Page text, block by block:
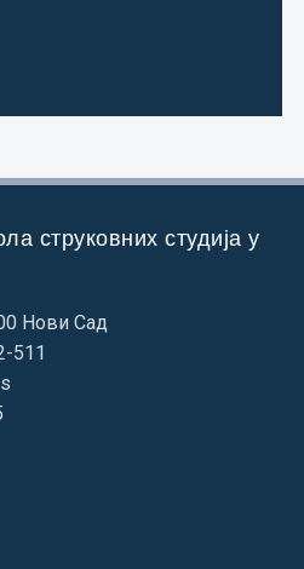
струковних студија у
Нови Сад
511